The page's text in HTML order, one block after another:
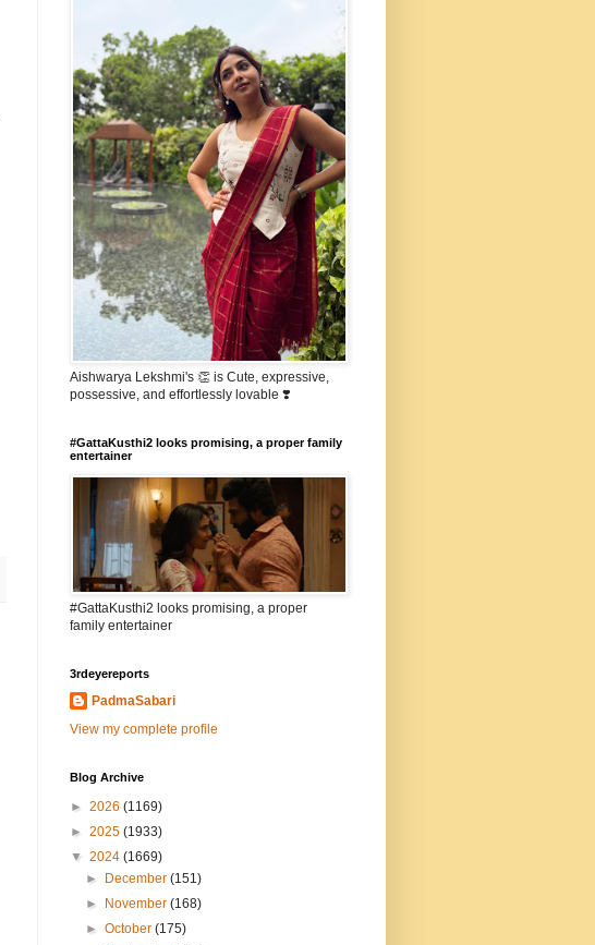
Aishwarya Lekshmi's 👏 is Cute, expressive,
possessive, and effortlessly lovable ❣️
#GattaKusthi2 looks promising, a proper family
entertainer
#GattaKusthi2 looks promising, a proper
family entertainer
3rdeyereports
PadmaSabari
View my complete profile
Blog Archive
► 2026 (1169)
► 2025 (1933)
▼ 2024 (1669)
►
December(151)
►
November(168)
►October(175)